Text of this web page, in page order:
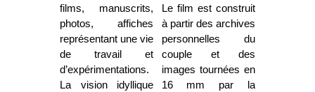
films, manuscrits,
photos, affiches
représentant une vie
de travail et
d’expérimentations.
La vision idyllique
Le film est construit
à partir des archives
personnelles du
couple et des
images tournées en
16 mm par la